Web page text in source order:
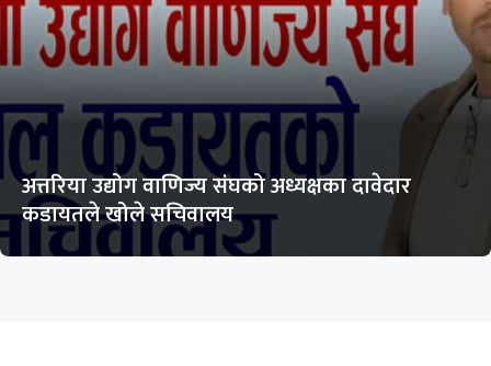
अत्तरिया उद्योग वाणिज्य संघको अध्यक्षका दावेदार
कडायतले खोले सचिवालय